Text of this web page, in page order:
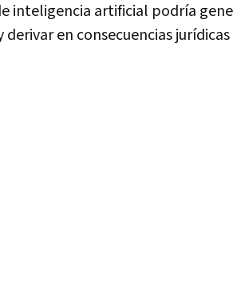
inteligencia artificial podría
en consecuencias